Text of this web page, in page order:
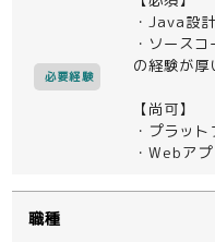
必要経験
・Java設
・ソース
の経験が厚
【尚可】
・プラッ
・Webア
職種